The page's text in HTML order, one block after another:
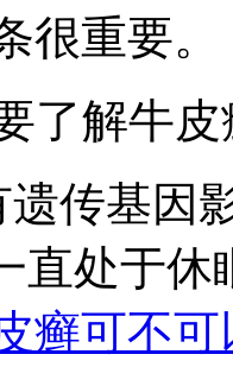
很重要。
了解牛皮
传基因
直处于
癣可不可